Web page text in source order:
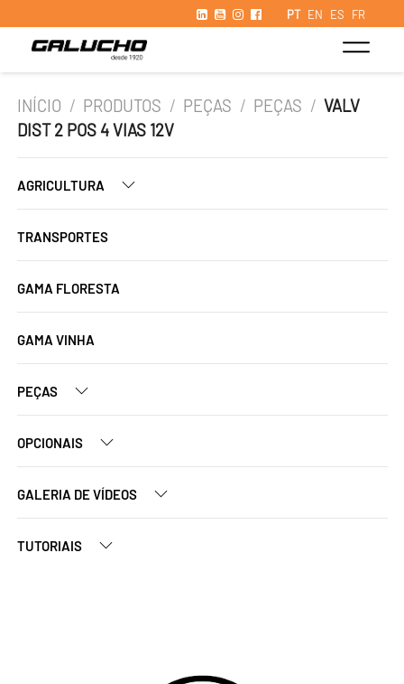
PT EN ES FR
INÍCIO / PRODUTOS / PEÇAS / PEÇAS / VALV
DIST 2 POS 4 VIAS 12V
AGRICULTURA
TRANSPORTES
GAMA FLORESTA
GAMA VINHA
PEÇAS
OPCIONAIS
GALERIA DE VÍDEOS
TUTORIAIS